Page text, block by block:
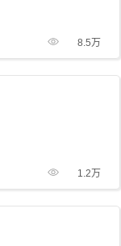
8.5万
1.2万